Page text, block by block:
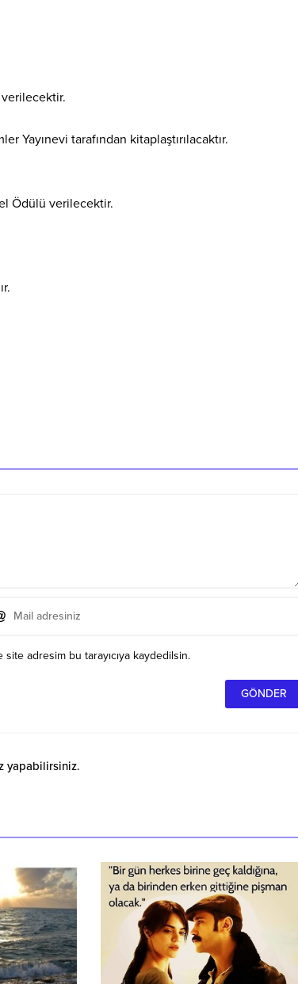
Yayınevi tarafından kitaplaştırılacaktır.
Ödülü verilecektir.
site adresim bu tarayıcıya kaydedilsin.
yapabilirsiniz.